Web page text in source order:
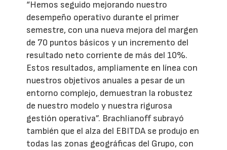
“Hemos seguido mejorando nuestro
desempeño operativo durante el primer
semestre, con una nueva mejora del margen
de 70 puntos básicos y un incremento del
resultado neto corriente de más del 10%.
Estos resultados, ampliamente en línea con
nuestros objetivos anuales a pesar de un
entorno complejo, demuestran la robustez
de nuestro modelo y nuestra rigurosa
gestión operativa”. Brachlianoff subrayó
también que el alza del EBITDA se produjo en
todas las zonas geográficas del Grupo, con